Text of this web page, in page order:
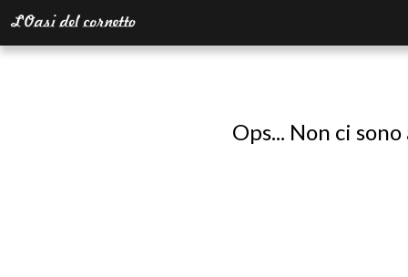
Ops... Non ci